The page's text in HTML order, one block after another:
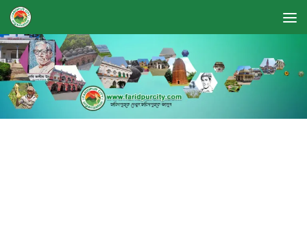
Skip to content